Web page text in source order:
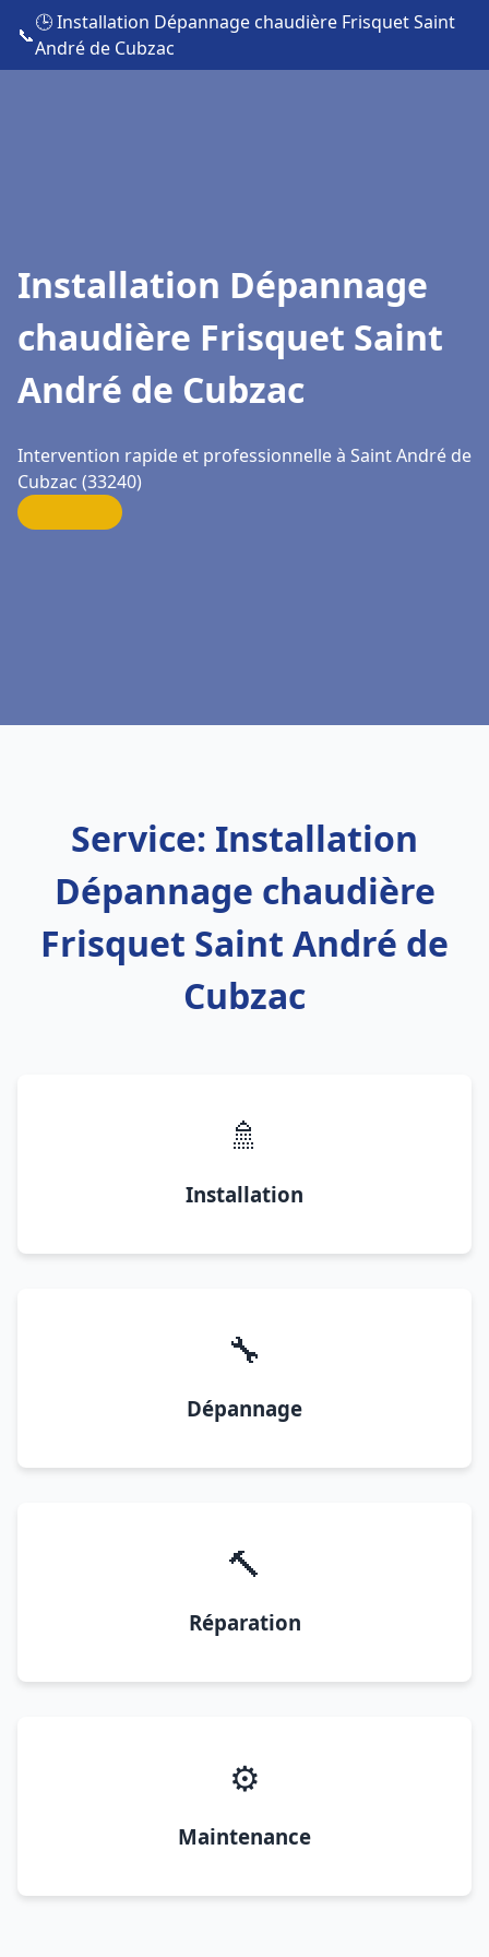
📞
🕒 Installation Dépannage chaudière Frisquet Saint
André de Cubzac
Installation Dépannage
chaudière Frisquet Saint
André de Cubzac
Intervention rapide et professionnelle à Saint André de
Cubzac (33240)
Service: Installation
Dépannage chaudière
Frisquet Saint André de
Cubzac
🚿
Installation
🔧
Dépannage
🔨
Réparation
⚙️
Maintenance